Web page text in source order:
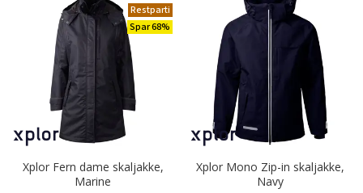
Restparti
Spar 68%
Xplor Fern dame skaljakke,
Marine
Xplor Mono Zip-in skaljakke,
Navy